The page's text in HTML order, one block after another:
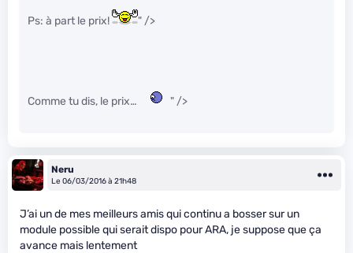
Ps: à part le prix! " />
Comme tu dis, le prix… " />
Neru
Le 06/03/2016 à 21h48
J’ai un de mes meilleurs amis qui continu a bosser sur un
module possible qui serait dispo pour ARA, je suppose que ça
avance mais lentement